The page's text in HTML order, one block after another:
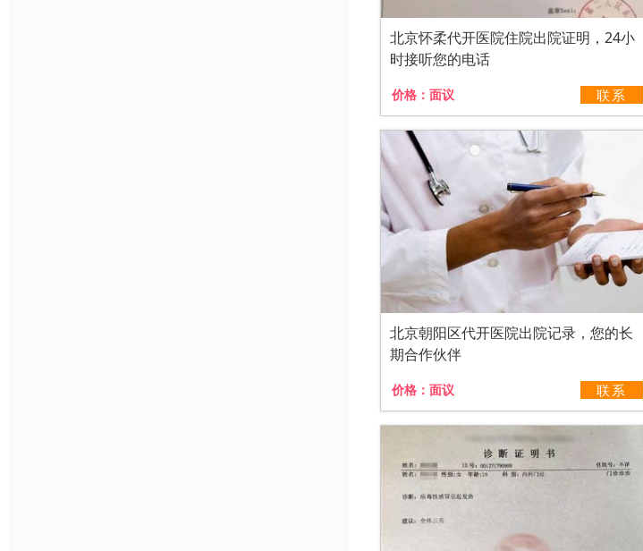
北京怀柔代开医院住院出院证明，24小
时接听您的电话
价格： 面议 联系
北京朝阳区代开医院出院记录，您的长
期合作伙伴
价格： 面议 联系